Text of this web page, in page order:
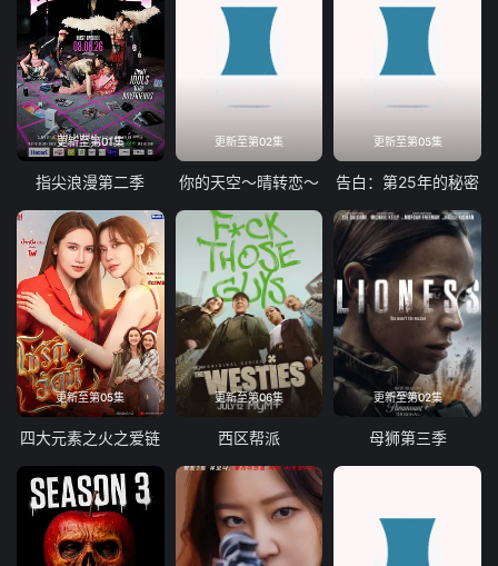
更新至第01集
指尖浪漫第二季
更新至第02集
你的天空～晴转恋～
更新至第05集
告白：第25年的秘密
更新至第05集
四大元素之火之爱链
更新至第06集
西区帮派
更新至第02集
母狮第三季